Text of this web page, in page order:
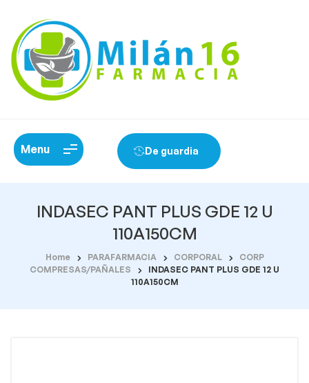
Menu De guardia
INDASEC PANT PLUS GDE 12 U
110A150CM
Home PARAFARMACIA CORPORAL
CORP
COMPRESAS/PAÑALES
INDASEC PANT PLUS GDE 12 U
110A150CM